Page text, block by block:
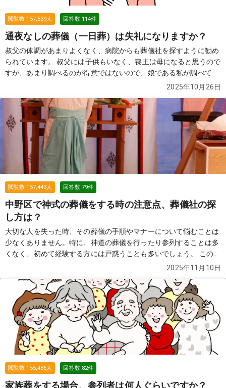
閲覧数 157,539人 回答数 114件
通夜なしの葬儀（一日葬）は失礼になりますか？
叔父の体調があまりよくなく、病院からも葬儀社を探すように勧め
られています。 叔父には子供もいなく、喪主は母になると思うので
すが、あまり調べるのが得意ではないので、娘である私が調べてい
をするのはちょっと...という感じなので、一日葬（通夜なしの葬
儀）を考えています。 親戚や本当に親しい人も合わせて20名はい
かないと思うのですが、通夜をしないと失礼になっていまうのでし
ょうか？
続きを見る
2025年10月26日
閲覧数 157,443人 回答数 79件
中野区で神式の葬儀をする時の注意点、葬儀社の探
し方は？
大切な人を失った時、その葬儀の手順やマナーについて悩むことは
少なくありません。特に、神道の葬儀を行ったり参列することは多
くなく、初めて経験する方には戸惑うことも多いでしょう。 この質
問では、神式の葬儀の特徴や手順、マナーについて詳しく解説しま
2025年11月10日
閲覧数 155,486人 回答数 82件
家族葬をする場合、参列者は何人ぐらいですか？